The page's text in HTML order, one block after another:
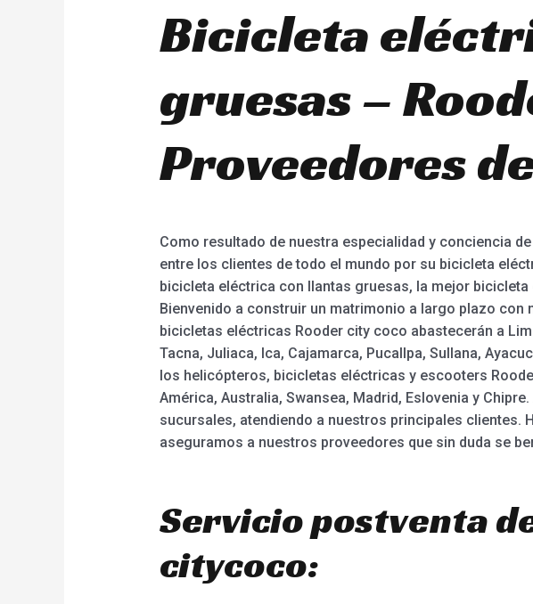
Bicicleta
gruesas –
Proveedores
Como resultado de nuestra especialidad y conciencia
entre los clientes de todo el mundo por su bicicleta
bicicleta eléctrica con llantas gruesas, la mejor
Bienvenido a construir un matrimonio a largo plazo
bicicletas eléctricas Rooder city coco abastecerán a
Tacna, Juliaca, Ica, Cajamarca, Pucallpa, Sullana,
los helicópteros, bicicletas eléctricas y escooters
América, Australia, Swansea, Madrid, Eslovenia y
sucursales, atendiendo a nuestros principales
aseguramos a nuestros proveedores que sin duda se
Servicio postventa
citycoco: